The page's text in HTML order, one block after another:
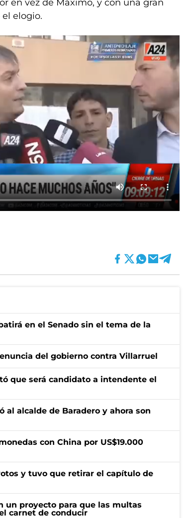
en vez de Máximo, y con una gran
elogio.
en el Senado sin el tema de la
del gobierno contra Villarruel
que será candidato a intendente el
al alcalde de Baradero y ahora son
con China por US$19.000
y tuvo que retirar el capítulo de
un proyecto para que las multas
carnet de conducir